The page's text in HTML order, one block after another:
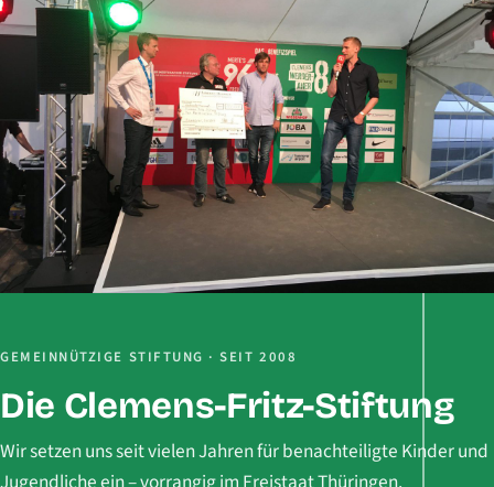
GEMEINNÜTZIGE STIFTUNG · SEIT 2008
Die Clemens-Fritz-Stiftung
Wir setzen uns seit vielen Jahren für benachteiligte Kinder und